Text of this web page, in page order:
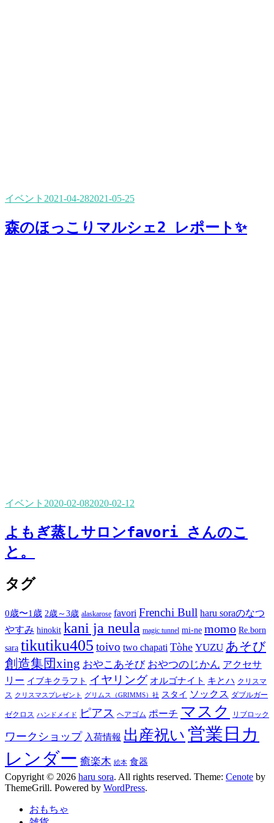
イベント 2021-04-282021-05-25
森のほっこりマルシェ2 レポート✨
イベント 2020-02-082020-02-12
よもぎ蒸しサロンfavori さんのこ
と。
タグ
0歳〜1歳 2歳～3歳 alaskarose favori Frenchi Bull haru soraのなつ
やすみ hinokit kani ja neula magic tunnel mi-ne momo Re.born
sara tikutiku405 toivo two chapati Tòhe YUZU あそび
創造集団xing おやこあそび おやつのじかん アクセサ
リー イブキクラフト イヤリング オルゴナイト キとハ クリスマ
ス
クリスマスプレゼント グリムス（GRIMMS）社 スタイ ソックス ダブルガー
ゼクロス ハンドメイド ピアス ヘアゴム ポーチ マスク リブロック
ワークショップ 入荷情報 出産祝い 営業日カ
レンダー 癒楽木 絵本 食器
Copyright © 2026 haru sora. All rights reserved. Theme: Cenote by
ThemeGrill. Powered by WordPress.
おもちゃ